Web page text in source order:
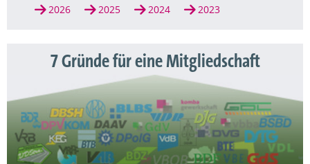
2026 2025 2024 2023
7 Gründe für eine Mitgliedschaft